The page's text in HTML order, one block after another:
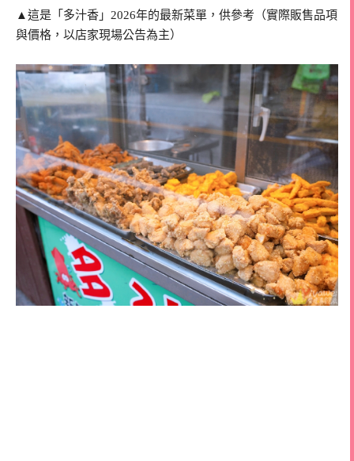
▲這是「多汁香」2026年的最新菜單，供參考（實際販售品項
與價格，以店家現場公告為主）